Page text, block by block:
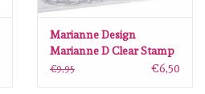
Marianne Design
Marianne D Clear Stamp
& Die set - Friends CS1094
€9,95 €6,50